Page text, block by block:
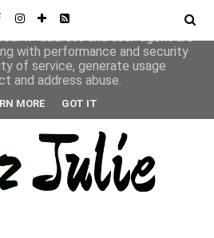
from Google to deliver its services
IP address and user-agent are
with performance and security
of service, generate usage
and address abuse.
MORE GOT IT